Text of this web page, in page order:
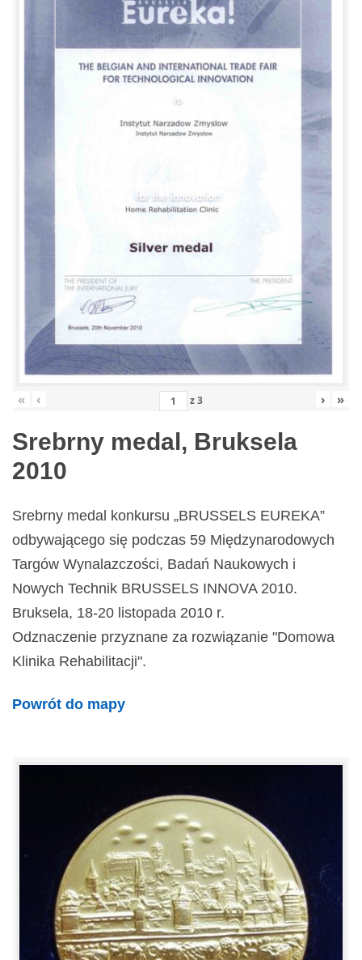
« ‹ z3 › »
Srebrny medal, Bruksela
2010
Srebrny medal konkursu „BRUSSELS EUREKA”
odbywającego się podczas 59 Międzynarodowych
Targów Wynalazczości, Badań Naukowych i
Nowych Technik BRUSSELS INNOVA 2010.
Bruksela, 18-20 listopada 2010 r.
Odznaczenie przyznane za rozwiązanie "Domowa
Klinika Rehabilitacji".
Powrót do mapy